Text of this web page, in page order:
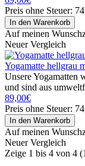
Preis ohne Steuer:
Auf meinen
Neuer Vergleich
Yogamatte hellgrau
Unsere Yogamatten
und sind aus
89,00€
Preis ohne Steuer:
Auf meinen
Neuer Vergleich
Zeige 1 bis 4 von 4